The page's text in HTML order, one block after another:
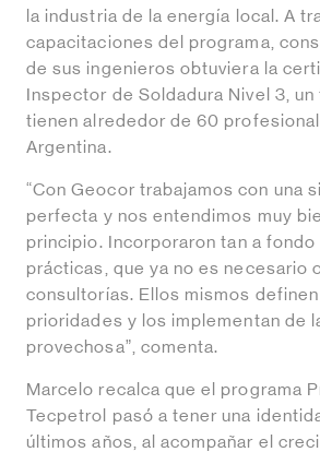
la industria de la energía local. A
capacitaciones del programa,
de sus ingenieros obtuviera la
Inspector de Soldadura Nivel 3,
tienen alrededor de 60
Argentina.
“Con Geocor trabajamos con una
perfecta y nos entendimos muy
principio. Incorporaron tan a
prácticas, que ya no es necesario
consultorías. Ellos mismos
prioridades y los implementan de
provechosa”, comenta.
Marcelo recalca que el programa
Tecpetrol pasó a tener una
últimos años, al acompañar el